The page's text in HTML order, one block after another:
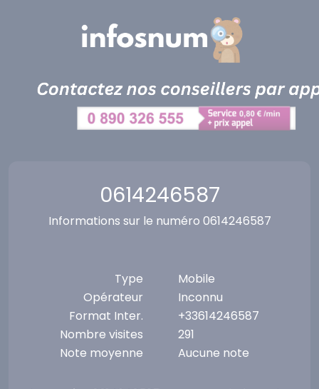
0614246587
Informations sur le numéro 0614246587
Type
Mobile
Opérateur
Inconnu
Format Inter.
+33614246587
Nombre visites
291
Note moyenne
Aucune note